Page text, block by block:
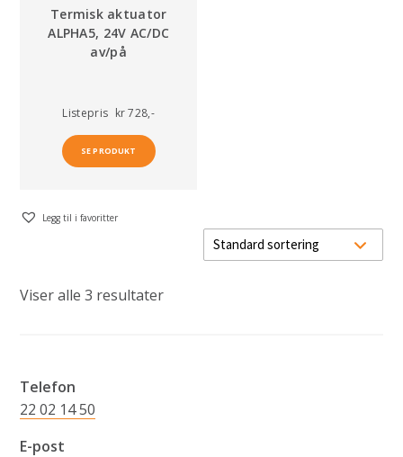
Termisk aktuator
ALPHA5, 24V AC/DC
av/på
Listepris kr 728,-
SE PRODUKT
Legg til i favoritter
Viser alle 3 resultater
Telefon
22 02 14 50
E-post